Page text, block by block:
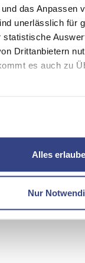
das Anpassen
unerlässlich für
Drittanbietern
es auch zu
Alles
Nur